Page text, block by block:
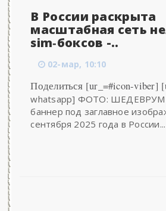
В России раскрыта
масштабная сеть
sim‑боксов -..
02-мар, 10:10
Поделиться [ur_=#icon-viber]
whatsapp] ФОТО: ШЕДЕВРУМ
баннер под заглавное
сентября 2025 года в России...